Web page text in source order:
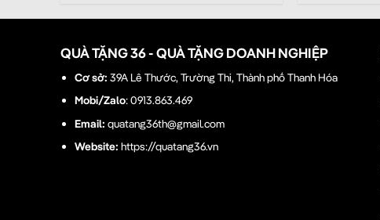
QUÀ TẶNG 36 - QUÀ TẶNG DOANH NGHIỆP
Cơ sở:39A Lê Thước, Trường Thi, Thành phố Thanh Hóa
Mobi/Zalo: 0913.863.469
Email: quatang36th@gmail.com
Website: https://quatang36.vn